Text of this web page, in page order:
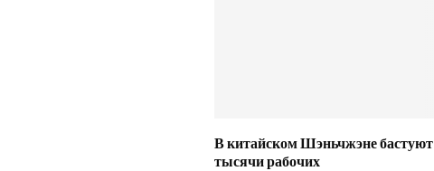
В китайском Шэньчжэне бастуют
тысячи рабочих